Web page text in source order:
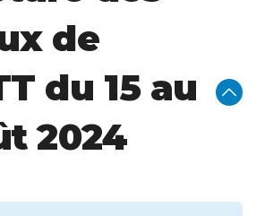
de
du 15 au
2024